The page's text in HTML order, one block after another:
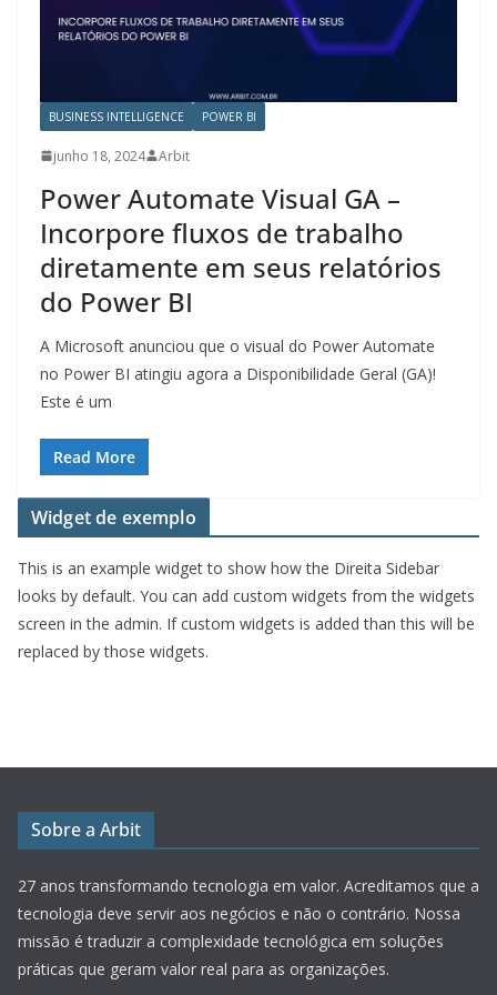
BUSINESS INTELLIGENCE POWER BI
junho 18, 2024 Arbit
Power Automate Visual GA –
Incorpore fluxos de trabalho
diretamente em seus relatórios
do Power BI
A Microsoft anunciou que o visual do Power Automate
no Power BI atingiu agora a Disponibilidade Geral (GA)!
Este é um
Read More
Widget de exemplo
This is an example widget to show how the Direita Sidebar
looks by default. You can add custom widgets from the widgets
screen in the admin. If custom widgets is added than this will be
replaced by those widgets.
Sobre a Arbit
27 anos transformando tecnologia em valor. Acreditamos que a
tecnologia deve servir aos negócios e não o contrário. Nossa
missão é traduzir a complexidade tecnológica em soluções
práticas que geram valor real para as organizações.